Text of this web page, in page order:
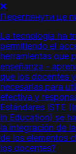
❌
Переглянути це
La tecnología ha
permitiendo el
herramientas que
enseñanza -
que los docentes
necesarias para
efectiva y
Estándares ISTE
in Education) se
la integración de
de los elementos
los docentes?